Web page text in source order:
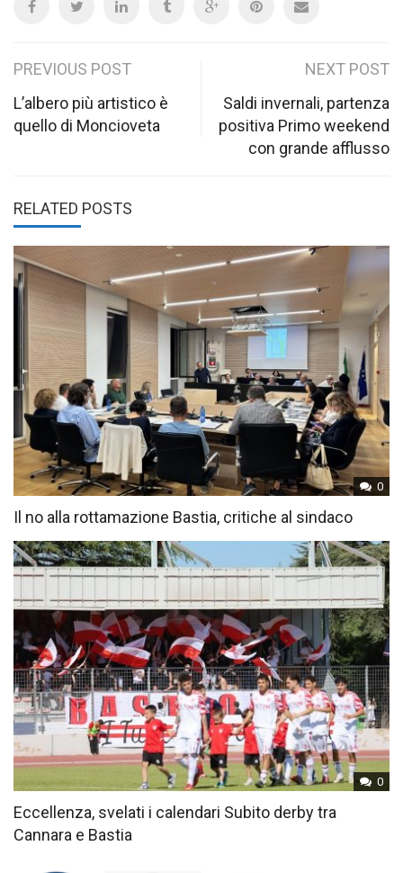
Post
navigation
PREVIOUS POST
L’albero più artistico è
quello di Moncioveta
NEXT POST
Saldi invernali, partenza
positiva Primo weekend
con grande afflusso
RELATED POSTS
0
Il no alla rottamazione Bastia, critiche al sindaco
0
Eccellenza, svelati i calendari Subito derby tra
Cannara e Bastia